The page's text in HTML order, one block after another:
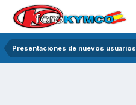
Presentaciones de nuevos usuarios